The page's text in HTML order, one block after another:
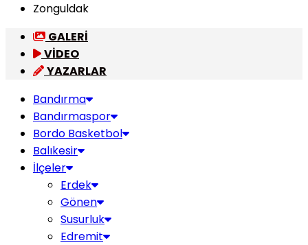
Zonguldak
GALERİ
VİDEO
YAZARLAR
Bandırma
Bandırmaspor
Bordo Basketbol
Balıkesir
İlçeler
Erdek
Gönen
Susurluk
Edremit